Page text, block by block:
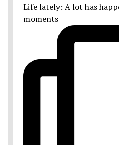
Life lately: A lot has
moments